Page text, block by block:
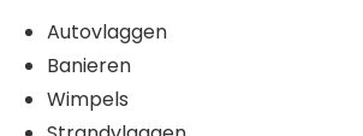
Autovlaggen
Banieren
Wimpels